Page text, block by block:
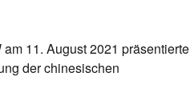
11. August 2021 präsentierte
der chinesischen